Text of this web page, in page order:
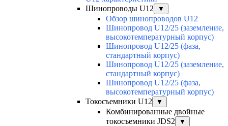
Шинопроводы U12
▼
Обзор шинопроводов U12
Шинопровод U12/25 (заземление,
высокотемпературный корпус)
Шинопровод U12/25 (фаза,
стандартный корпус)
Шинопровод U12/25 (заземление,
стандартный корпус)
Шинопровод U12/25 (фаза,
высокотемпературный корпус)
Токосъемники U12
▼
Комбинированные двойные
токосъемники JDS2
▼